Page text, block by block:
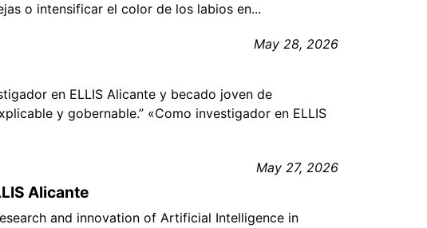
o intensificar el color de los labios en...
May 28, 2026
en ELLIS Alicante y becado joven de
y gobernable.” «Como investigador en ELLIS
May 27, 2026
Alicante
and innovation of Artificial Intelligence in